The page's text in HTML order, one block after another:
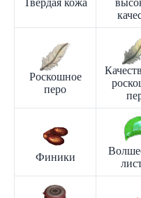
Роскошное
перо
Финики